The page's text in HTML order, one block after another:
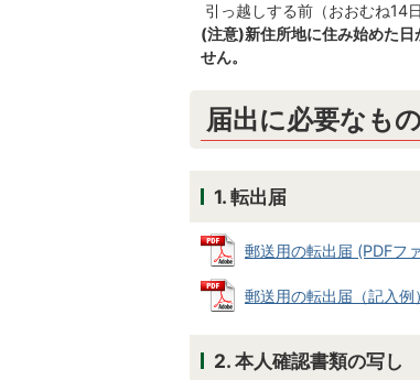
引っ越しする前（おおむね14
(注意)新住所地に住み始めた
せん。
届出に必要なも
1. 転出届
郵送用の転出届 (PDFフ
郵送用の転出届（記入
2. 本人確認書類の写し